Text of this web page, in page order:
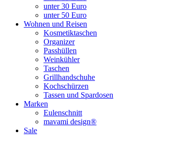
unter 30 Euro
unter 50 Euro
Wohnen und Reisen
Kosmetiktaschen
Organizer
Passhüllen
Weinkühler
Taschen
Grillhandschuhe
Kochschürzen
Tassen und Spardosen
Marken
Eulenschnitt
mavami design®
Sale